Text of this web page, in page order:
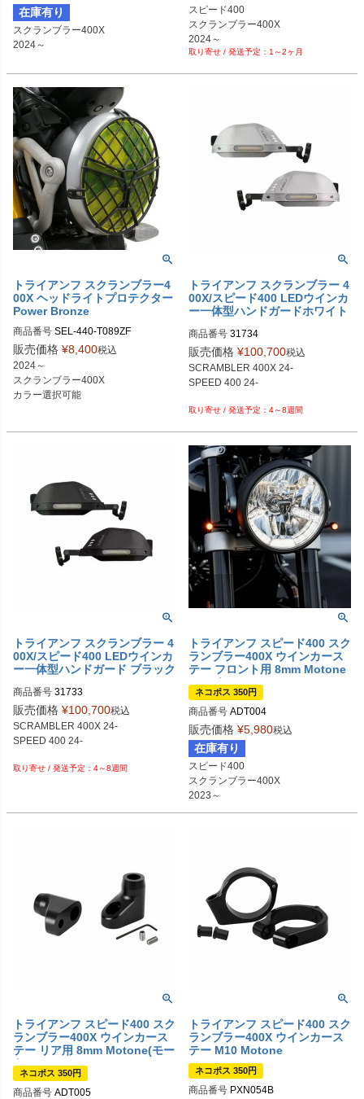
在庫有り
スクランブラー400X
2024～
スピード400
スクランブラー400X
2024～
1～2ヶ月
トライアンフ スクランブラー4
00X ヘッドライトプロテクター
Power Bronze
商品番号 SEL-440-T089ZF
クリア：440-T089ZF-000
ライトスモーク：440-T089ZF-001
ダークスモーク：440-T089ZF-002
ブラック：440-T089ZF-003
販売価格 ¥8,400税込
2024～
スクランブラー400X
カラー選択可能
トライアンフ スクランブラー 4
00X/スピード400 LEDウインカ
ー一体型ハンドガードホワイト
商品番号
販売価格 ¥100,700税込
SCRAMBLER 400X 24-
SPEED 400 24-
4～8週間
トライアンフ スクランブラー 4
00X/スピード400 LEDウインカ
ー一体型ハンドガード ブラック
商品番号
販売価格 ¥100,700税込
SCRAMBLER 400X 24-
SPEED 400 24-
4～8週間
トライアンフ スピード400 スク
ランブラー400X ウインカース
テー フロント用 8mm Motone
(モートーン)
ネコポス 350円
商品番号 ADT004
販売価格 ¥5,980税込
在庫有り
スピード400
スクランブラー400X
2023～
トライアンフ スピード400 スク
ランブラー400X ウインカース
テー リア用 8mm Motone(モー
トーン)
ネコポス 350円
商品番号 ADT005
トライアンフ スピード400 スク
ランブラー400X ウインカース
テー M10 Motone
ネコポス 350円
商品番号 PXN054B